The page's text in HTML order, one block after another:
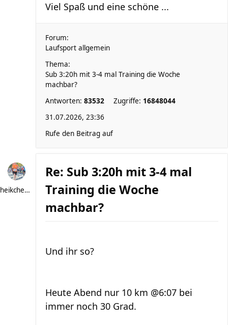
Viel Spaß und eine schöne ...
Forum:
Laufsport allgemein
Thema:
Sub 3:20h mit 3-4 mal Training die Woche
machbar?
Antworten: 83532 Zugriffe: 16848044
31.07.2026, 23:36
Rufe den Beitrag auf
heikchen007
Re: Sub 3:20h mit 3-4 mal
Training die Woche
machbar?
Und ihr so?
Heute Abend nur 10 km @6:07 bei
immer noch 30 Grad.